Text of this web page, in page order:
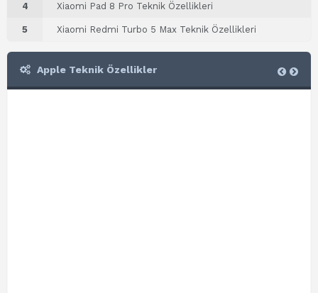
4 Xiaomi Pad 8 Pro Teknik Özellikleri
5 Xiaomi Redmi Turbo 5 Max Teknik Özellikleri
Apple Teknik Özellikler